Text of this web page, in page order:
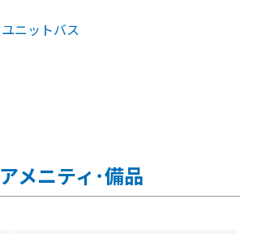
ユニットバス
アメニティ･備品